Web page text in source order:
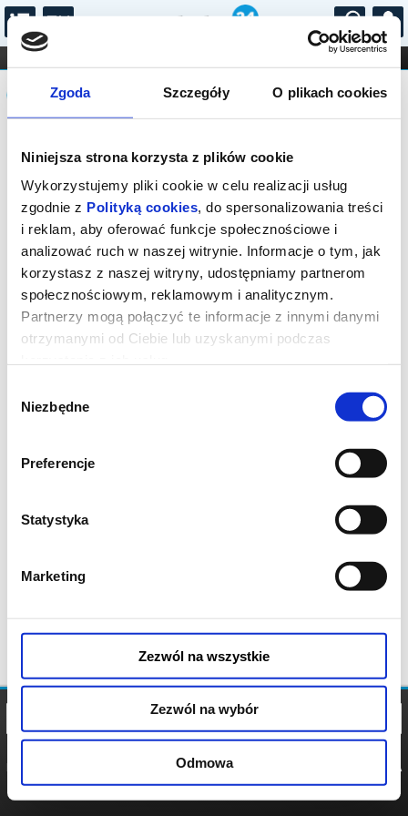
Zgoda Szczegóły O plikach cookies
Niniejsza strona korzysta z plików cookie
Wykorzystujemy pliki cookie w celu realizacji usług
zgodnie z Polityką cookies, do spersonalizowania treści
i reklam, aby oferować funkcje społecznościowe i
analizować ruch w naszej witrynie. Informacje o tym, jak
korzystasz z naszej witryny, udostępniamy partnerom
społecznościowym, reklamowym i analitycznym.
Partnerzy mogą połączyć te informacje z innymi danymi
otrzymanymi od Ciebie lub uzyskanymi podczas
zgody
Niezbędne
Preferencje
Statystyka
Marketing
Zezwól na wszystkie
Zezwól na wybór
Odmowa
...
FILHARMONIA OPERA I BALET
STAND-UP
DLA DZIECI
Komunikat
Sprzedaż biletów on-line na wydarzenie
została zakończona.
POLITYKA
POLITYKA